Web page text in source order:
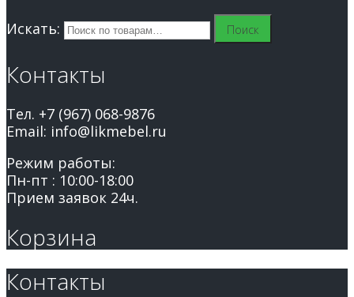
Искать: Поиск
Контакты
Тел. +7 (967) 068-9876
Email: info@likmebel.ru
Режим работы:
Пн-пт : 10:00-18:00
Прием заявок 24ч.
Корзина
Контакты